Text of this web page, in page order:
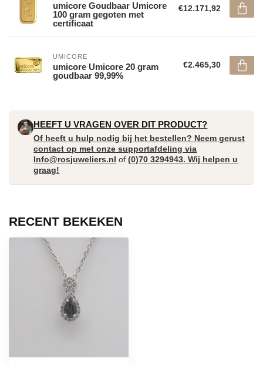
umicore Goudbaar Umicore
100 gram gegoten met
certificaat
€12.171,92
UMICORE
umicore Umicore 20 gram
goudbaar 99,99%
€2.465,30
HEEFT U VRAGEN OVER DIT PRODUCT?
Of heeft u hulp nodig bij het bestellen? Neem gerust
contact op met onze supportafdeling via
Info@rosjuweliers.nl of(0)70 3294943. Wij helpen u
graag!
RECENT BEKEKEN